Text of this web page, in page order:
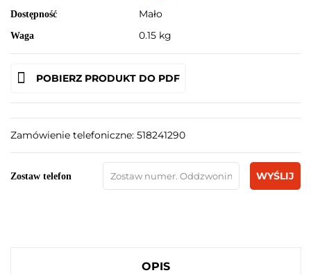
Dostępność Mało
Waga 0.15 kg
POBIERZ PRODUKT DO PDF
Zamówienie telefoniczne: 518241290
Zostaw telefon WYŚLIJ
OPIS